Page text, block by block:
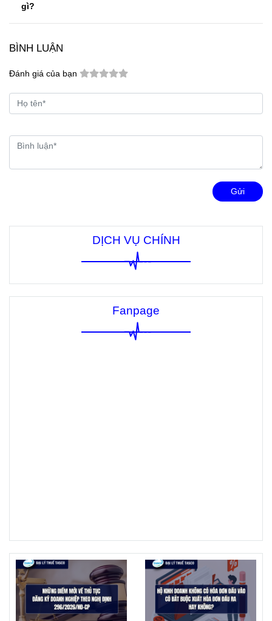
gì?
BÌNH LUẬN
Đánh giá của bạn
Gửi
DỊCH VỤ CHÍNH
Fanpage